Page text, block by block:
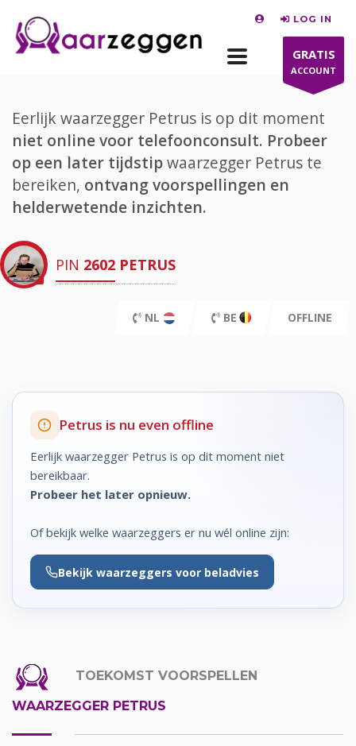
LOG IN
GRATIS
ACCOUNT
Eerlijk waarzegger Petrus is op dit moment
niet online voor telefoonconsult. Probeer
op een later tijdstipwaarzegger Petrus te
bereiken, ontvang voorspellingen en
helderwetende inzichten.
PIN 2602 PETRUS
NL BE OFFLINE
Petrus is nu even offline
Eerlijk waarzegger Petrus is op dit moment niet
bereikbaar.
Probeer het later opnieuw.
Of bekijk welke waarzeggers er nu wél online zijn:
Bekijk waarzeggers voor beladvies
TOEKOMST VOORSPELLEN
WAARZEGGER PETRUS